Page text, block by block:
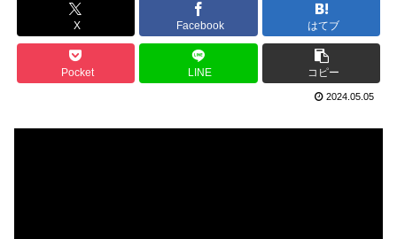
X Facebook はてブ
Pocket LINE コピー
2024.05.05